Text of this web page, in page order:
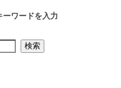
ーワードを入力
検索